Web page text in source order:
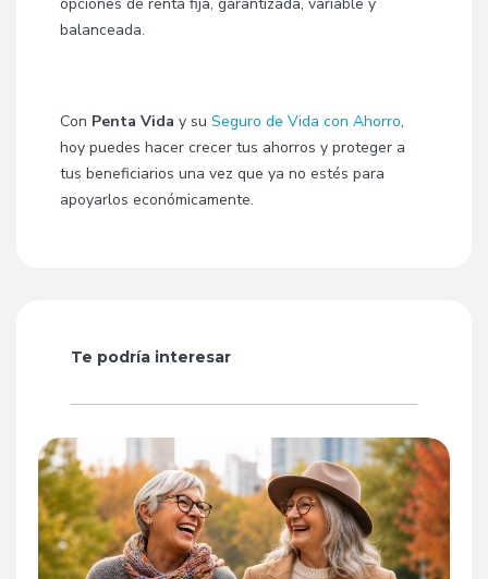
balanceada.
Con Penta Vida y su Seguro de Vida con Ahorro,
hoy puedes hacer crecer tus ahorros y proteger a
tus beneficiarios una vez que ya no estés para
apoyarlos económicamente.
Te podría interesar